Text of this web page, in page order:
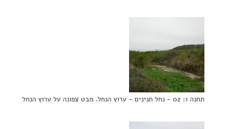
תחנה 1: 02 - נחל תנינים - ערוץ הנחל. מבט צפונה על ערוץ הנחל